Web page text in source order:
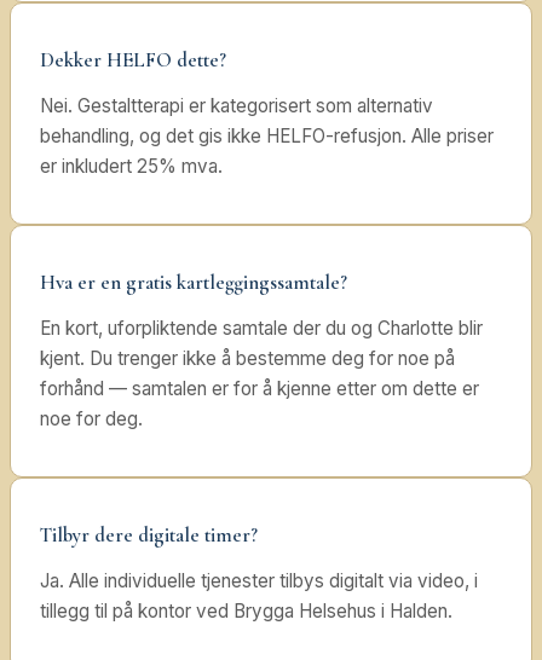
Dekker HELFO dette?
Nei. Gestaltterapi er kategorisert som alternativ
behandling, og det gis ikke HELFO-refusjon. Alle priser
er inkludert 25% mva.
Hva er en gratis kartleggingssamtale?
En kort, uforpliktende samtale der du og Charlotte blir
kjent. Du trenger ikke å bestemme deg for noe på
forhånd — samtalen er for å kjenne etter om dette er
noe for deg.
Tilbyr dere digitale timer?
Ja. Alle individuelle tjenester tilbys digitalt via video, i
tillegg til på kontor ved Brygga Helsehus i Halden.